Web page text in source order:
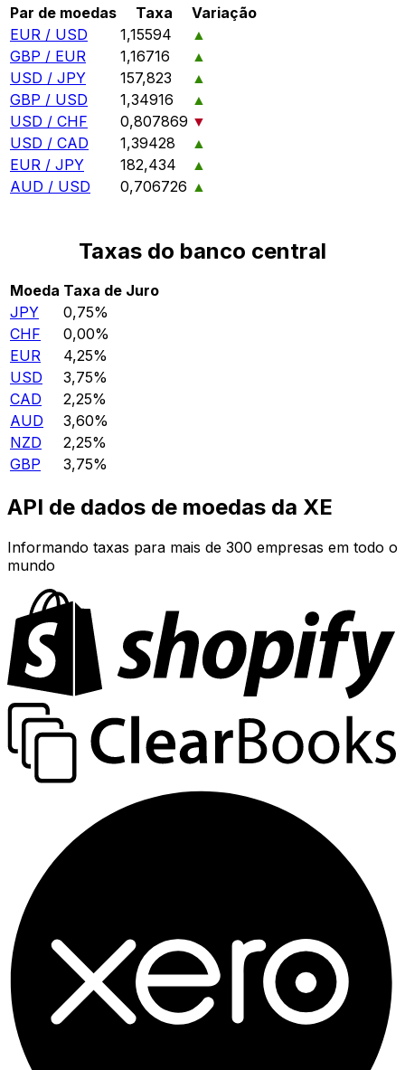
Par de moedas Taxa
Variação
EUR / USD
1,15594
▲
GBP / EUR
1,16716
▲
USD / JPY
157,823
▲
GBP / USD
1,34916
▲
USD / CHF
0,807869 ▼
USD / CAD
1,39428
▲
EUR / JPY
182,434
▲
AUD / USD
0,706726 ▲
Taxas do banco central
Moeda Taxa de Juro
JPY
0,75%
CHF
0,00%
EUR
4,25%
USD
3,75%
CAD
2,25%
AUD
3,60%
NZD
2,25%
GBP
3,75%
API de dados de moedas da XE
Informando taxas para mais de 300 empresas em todo o
mundo